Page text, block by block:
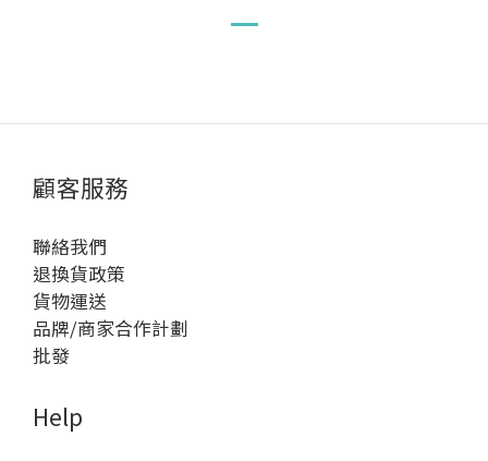
顧客服務
聯絡我們
退換貨政策
貨物運送
品牌/商家合作計劃
批發
Help